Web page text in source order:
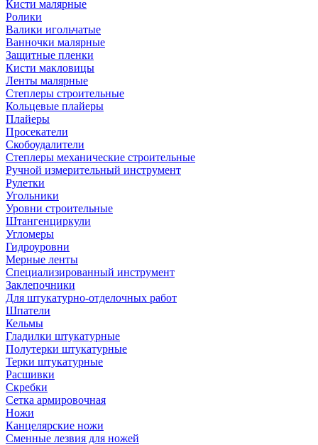
Кисти малярные
Ролики
Валики игольчатые
Ванночки малярные
Защитные пленки
Кисти макловицы
Ленты малярные
Степлеры строительные
Кольцевые плайеры
Плайеры
Просекатели
Скобоудалители
Степлеры механические строительные
Ручной измерительный инструмент
Рулетки
Угольники
Уровни строительные
Штангенциркули
Угломеры
Гидроуровни
Мерные ленты
Специализированный инструмент
Заклепочники
Для штукатурно-отделочных работ
Шпатели
Кельмы
Гладилки штукатурные
Полутерки штукатурные
Терки штукатурные
Расшивки
Скребки
Сетка армировочная
Ножи
Канцелярские ножи
Сменные лезвия для ножей